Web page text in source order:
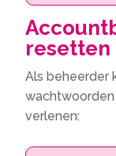
resetten
Als beheerder
verlenen: